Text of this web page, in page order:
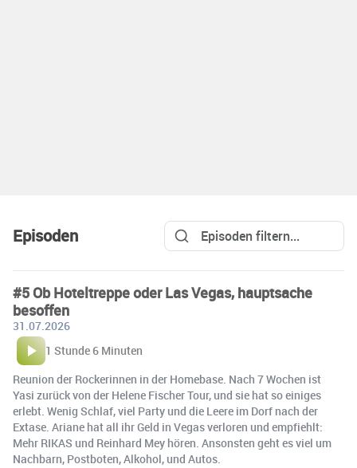
Episoden
#5 Ob Hoteltreppe oder Las Vegas, hauptsache
besoffen
31.07.2026
1 Stunde 6 Minuten
Reunion der Rockerinnen in der Homebase. Nach 7 Wochen ist
Yasi zurück von der Helene Fischer Tour, und sie hat so einiges
erlebt. Wenig Schlaf, viel Party und die Leere im Dorf nach der
Extase. Ariane hat all ihr Geld in Vegas verloren und empfiehlt:
Mehr RIKAS und Reinhard Mey hören. Ansonsten geht es viel um
Nachbarn, Postboten, Alkohol, und Autos.